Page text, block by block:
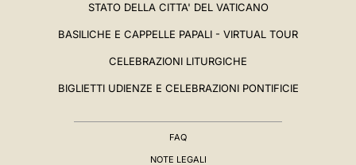
STATO DELLA CITTA' DEL VATICANO
BASILICHE E CAPPELLE PAPALI - VIRTUAL TOUR
CELEBRAZIONI LITURGICHE
BIGLIETTI UDIENZE E CELEBRAZIONI PONTIFICIE
FAQ
NOTE LEGALI